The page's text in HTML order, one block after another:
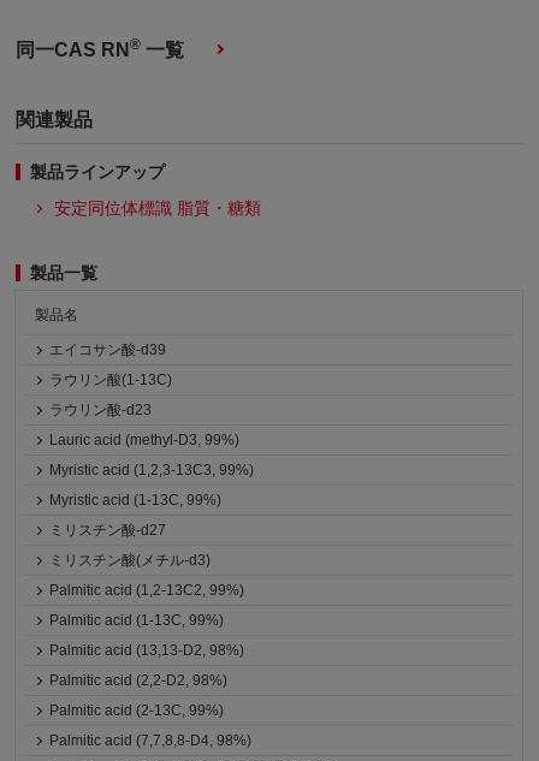
同一CAS RN® 一覧
関連製品
製品ラインアップ
安定同位体標識 脂質・糖類
製品一覧
製品名
エイコサン酸-d39
ラウリン酸(1-13C)
ラウリン酸-d23
Lauric acid (methyl-D3, 99%)
Myristic acid (1,2,3-13C3, 99%)
Myristic acid (1-13C, 99%)
ミリスチン酸-d27
ミリスチン酸(メチル-d3)
Palmitic acid (1,2-13C2, 99%)
Palmitic acid (1-13C, 99%)
Palmitic acid (13,13-D2, 98%)
Palmitic acid (2,2-D2, 98%)
Palmitic acid (2-13C, 99%)
Palmitic acid (7,7,8,8-D4, 98%)